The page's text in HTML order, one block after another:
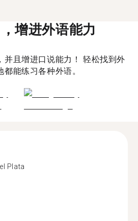
增进外语能力
并且增进口说能力！ 轻松找到外
能练习各种外语。
Plata